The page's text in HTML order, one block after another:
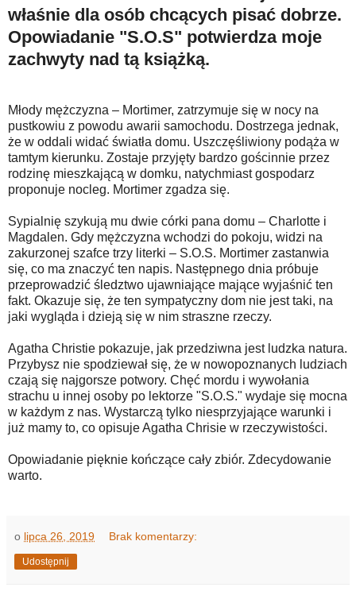
właśnie dla osób chcących pisać dobrze.
Opowiadanie "S.O.S" potwierdza moje
zachwyty nad tą książką.
Młody mężczyzna – Mortimer, zatrzymuje się w nocy na
pustkowiu z powodu awarii samochodu. Dostrzega jednak,
że w oddali widać światła domu. Uszczęśliwiony podąża w
tamtym kierunku. Zostaje przyjęty bardzo gościnnie przez
rodzinę mieszkającą w domku, natychmiast gospodarz
proponuje nocleg. Mortimer zgadza się.
Sypialnię szykują mu dwie córki pana domu – Charlotte i
Magdalen. Gdy mężczyzna wchodzi do pokoju, widzi na
zakurzonej szafce trzy literki – S.O.S. Mortimer zastanwia
się, co ma znaczyć ten napis. Następnego dnia próbuje
przeprowadzić śledztwo ujawniające mające wyjaśnić ten
fakt. Okazuje się, że ten sympatyczny dom nie jest taki, na
jaki wygląda i dzieją się w nim straszne rzeczy.
Agatha Christie pokazuje, jak przedziwna jest ludzka natura.
Przybysz nie spodziewał się, że w nowopoznanych ludziach
czają się najgorsze potwory. Chęć mordu i wywołania
strachu u innej osoby po lektorze "S.O.S." wydaje się mocna
w każdym z nas. Wystarczą tylko niesprzyjające warunki i
już mamy to, co opisuje Agatha Chrisie w rzeczywistości.
Opowiadanie pięknie kończące cały zbiór. Zdecydowanie
warto.
o lipca 26, 2019 Brak komentarzy:
Udostępnij